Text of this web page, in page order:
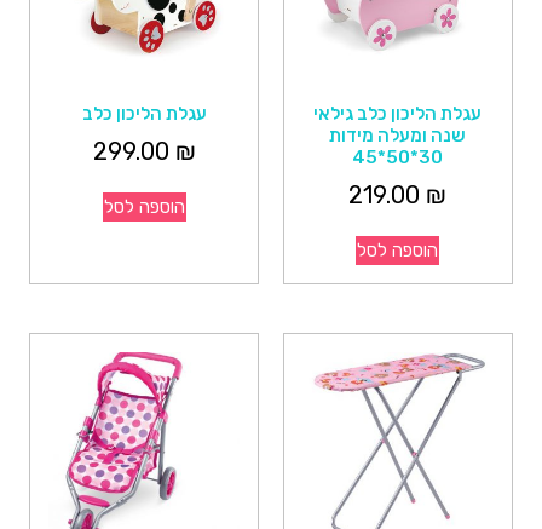
עגלת הליכון כלב גילאי
שנה ומעלה מידות
30*50*45
219.00 ₪
הוספה לסל
עגלת הליכון כלב
299.00 ₪
הוספה לסל